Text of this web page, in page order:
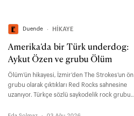
Duende ∙ HİKAYE
Amerika’da bir Türk underdog:
Aykut Özen ve grubu Ölüm
Ölüm’ün hikayesi, İzmir’den The Strokes’un ön
grubu olarak çıktıkları Red Rocks sahnesine
uzanıyor. Türkçe sözlü saykodelik rock grubu
Angeles’taki hayatını, 70’lerin parlatılmamış çiğ